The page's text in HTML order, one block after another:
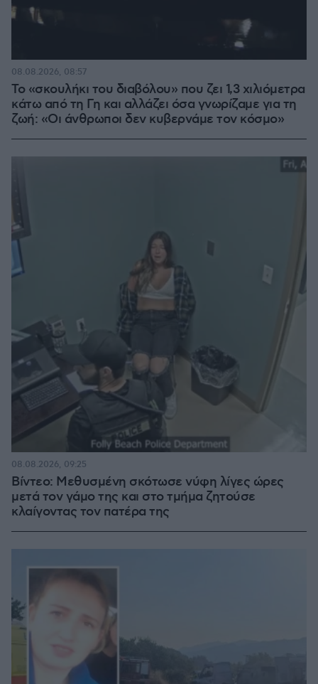
Το «σκουλήκι του διαβόλου» που ζει 1,3 χιλιόμετρα
κάτω από τη Γη και αλλάζει όσα γνωρίζαμε για τη
ζωή: «Οι άνθρωποι δεν κυβερνάμε τον κόσμο»
08.08.2026, 08:57
Βίντεο: Μεθυσμένη σκότωσε νύφη λίγες ώρες
μετά τον γάμο της και στο τμήμα ζητούσε
κλαίγοντας τον πατέρα της
08.08.2026, 09:25